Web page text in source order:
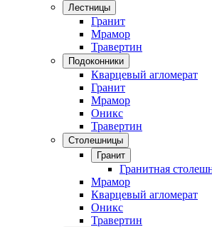
Лестницы
Гранит
Мрамор
Травертин
Подоконники
Кварцевый агломерат
Гранит
Мрамор
Оникс
Травертин
Столешницы
Гранит
Гранитная
Мрамор
Кварцевый агломерат
Оникс
Травертин